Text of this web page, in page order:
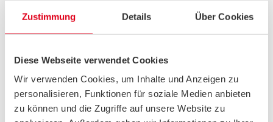
Zustimmung Details Über Cookies
Diese Webseite verwendet Cookies
Wir verwenden Cookies, um Inhalte und Anzeigen zu
personalisieren, Funktionen für soziale Medien anbieten
zu können und die Zugriffe auf unsere Website zu